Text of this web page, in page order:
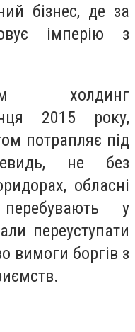
бізнес, де за
імперію з
холдинг
2015 року,
потрапляє під
не без
обласні
у
переуступати
вимоги боргів з